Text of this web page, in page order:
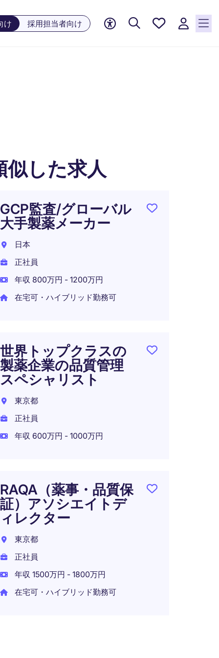
け 採用担当者向け
お気に
似した求人
GCP監査/グローバル
大手製薬メーカー
日本
正社員
年収 800万円 - 1200万円
在宅可・ハイブリッド勤務可
世界トップクラスの
製薬企業の品質管理
スペシャリスト
東京都
正社員
年収 600万円 - 1000万円
RAQA（薬事・品質保
証）アソシエイトデ
ィレクター
東京都
正社員
年収 1500万円 - 1800万円
在宅可・ハイブリッド勤務可